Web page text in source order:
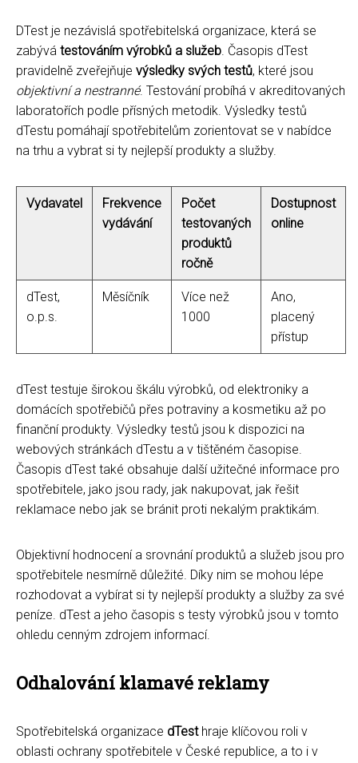
DTest je nezávislá spotřebitelská organizace, která se
zabývá testováním výrobků a služeb. Časopis dTest
pravidelně zveřejňuje výsledky svých testů, které jsou
objektivní a nestranné. Testování probíhá v akreditovaných
laboratořích podle přísných metodik. Výsledky testů
dTestu pomáhají spotřebitelům zorientovat se v nabídce
na trhu a vybrat si ty nejlepší produkty a služby.
Vydavatel
Frekvence
vydávání
Počet
testovaných
produktů
ročně
Dostupnost
online
dTest,
o.p.s.
Měsíčník
Více než
1000
Ano,
placený
přístup
dTest testuje širokou škálu výrobků, od elektroniky a
domácích spotřebičů přes potraviny a kosmetiku až po
finanční produkty. Výsledky testů jsou k dispozici na
webových stránkách dTestu a v tištěném časopise.
Časopis dTest také obsahuje další užitečné informace pro
spotřebitele, jako jsou rady, jak nakupovat, jak řešit
reklamace nebo jak se bránit proti nekalým praktikám.
Objektivní hodnocení a srovnání produktů a služeb jsou pro
spotřebitele nesmírně důležité. Díky nim se mohou lépe
rozhodovat a vybírat si ty nejlepší produkty a služby za své
peníze. dTest a jeho časopis s testy výrobků jsou v tomto
ohledu cenným zdrojem informací.
Odhalování klamavé reklamy
Spotřebitelská organizace dTesthraje klíčovou roli v
oblasti ochrany spotřebitele v České republice, a to i v